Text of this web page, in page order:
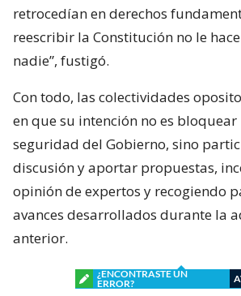
retrocedían en derechos
reescribir la Constitución no le
nadie”, fustigó.
Con todo, las colectividades
en que su intención no es
seguridad del Gobierno, sino
discusión y aportar propuestas,
opinión de expertos y recogiendo
avances desarrollados durante la
anterior.
¿ENCONTRASTE UN
ERROR?